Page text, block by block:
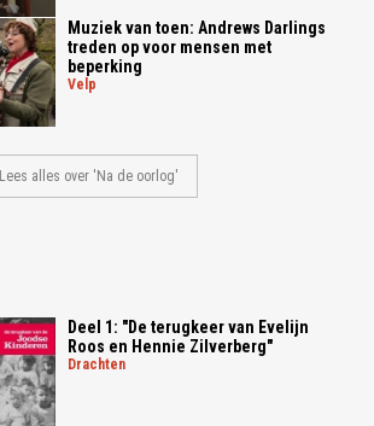
Muziek van toen: Andrews Darlings
treden op voor mensen met
beperking
velp
Lees alles over 'Na de oorlog'
Deel 1: "De terugkeer van Evelijn
Roos en Hennie Zilverberg"
drachten